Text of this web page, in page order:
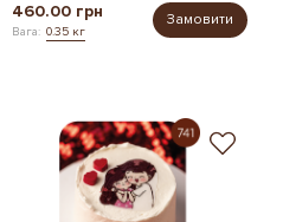
460.00 грн
Вага: 0.35 кг
Замовити